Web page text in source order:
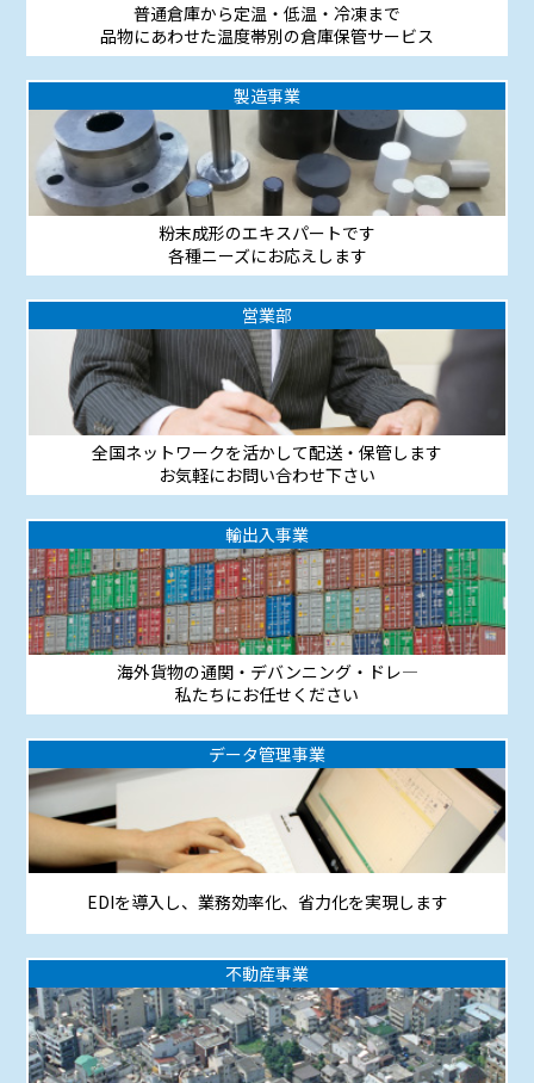
普通倉庫から定温・低温・冷凍まで
品物にあわせた温度帯別の倉庫保管サービス
製造事業
粉末成形のエキスパートです
各種ニーズにお応えします
営業部
全国ネットワークを活かして配送・保管します
お気軽にお問い合わせ下さい
輸出入事業
海外貨物の通関・デバンニング・ドレ―
私たちにお任せください
データ管理事業
EDIを導入し、業務効率化、省力化を実現します
不動産事業